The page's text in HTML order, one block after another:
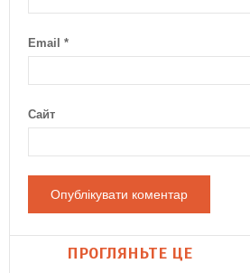
Email *
Сайт
ПРОГЛЯНЬТЕ ЦЕ